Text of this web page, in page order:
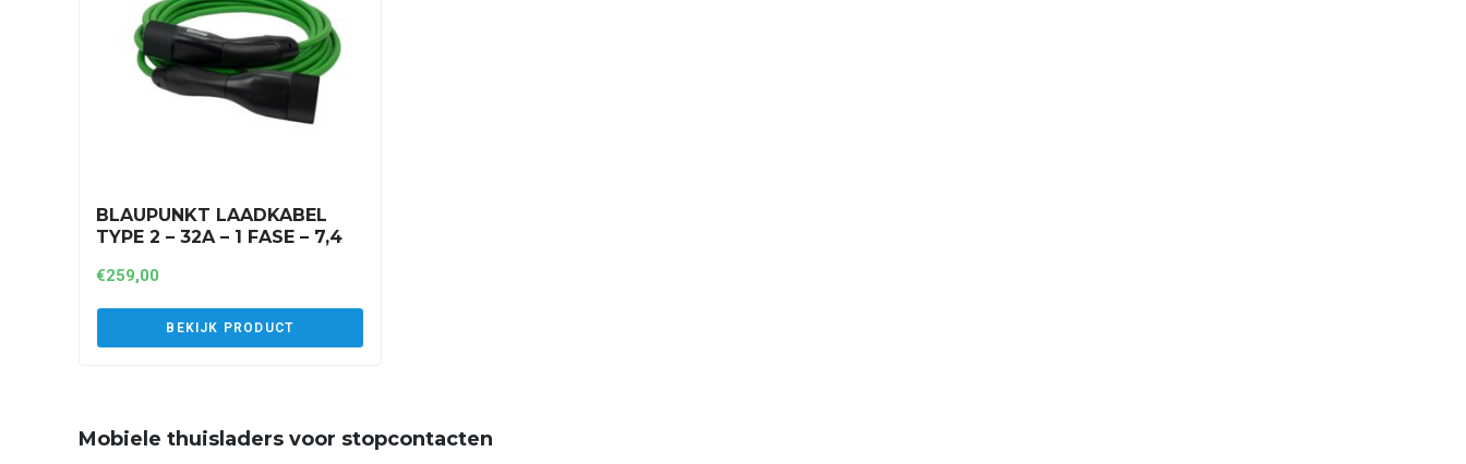
BLAUPUNKT LAADKABEL
TYPE 2 – 32A – 1 FASE – 7,4
€259,00
BEKIJK PRODUCT
Mobiele thuisladers voor stopcontacten